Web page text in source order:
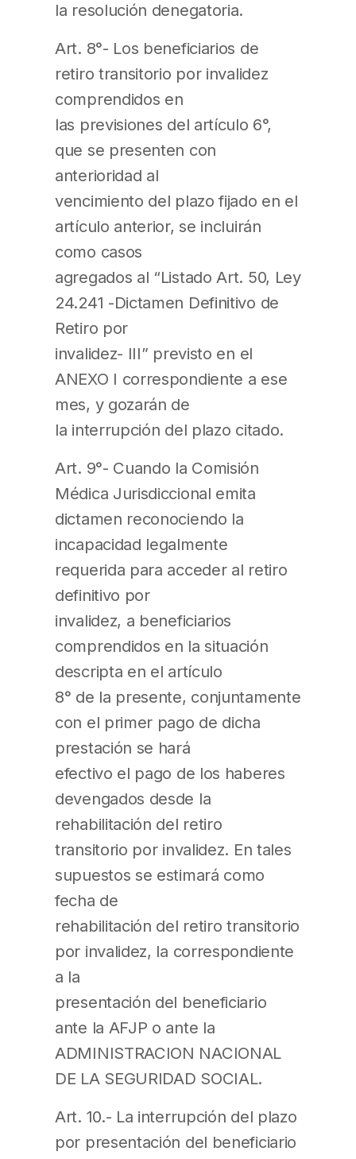
la resolución denegatoria.
Art. 8°- Los beneficiarios de
retiro transitorio por invalidez
comprendidos en
las previsiones del artículo 6°,
que se presenten con
anterioridad al
vencimiento del plazo fijado en el
artículo anterior, se incluirán
como casos
agregados al “Listado Art. 50, Ley
24.241 -Dictamen Definitivo de
Retiro por
invalidez- III” previsto en el
ANEXO I correspondiente a ese
mes, y gozarán de
la interrupción del plazo citado.
Art. 9°- Cuando la Comisión
Médica Jurisdiccional emita
dictamen reconociendo la
incapacidad legalmente
requerida para acceder al retiro
definitivo por
invalidez, a beneficiarios
comprendidos en la situación
descripta en el artículo
8° de la presente, conjuntamente
con el primer pago de dicha
prestación se hará
efectivo el pago de los haberes
devengados desde la
rehabilitación del retiro
transitorio por invalidez. En tales
supuestos se estimará como
fecha de
rehabilitación del retiro transitorio
por invalidez, la correspondiente
a la
presentación del beneficiario
ante la AFJP o ante la
ADMINISTRACION NACIONAL
DE LA SEGURIDAD SOCIAL.
Art. 10.- La interrupción del plazo
por presentación del beneficiario